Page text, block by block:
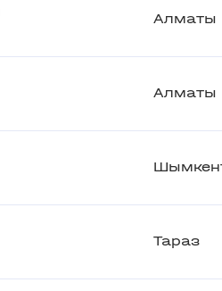
Алматы
Алматы
Тараз